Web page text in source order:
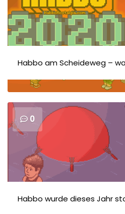
Habbo am Scheideweg –
0
Habbo wurde dieses Jahr